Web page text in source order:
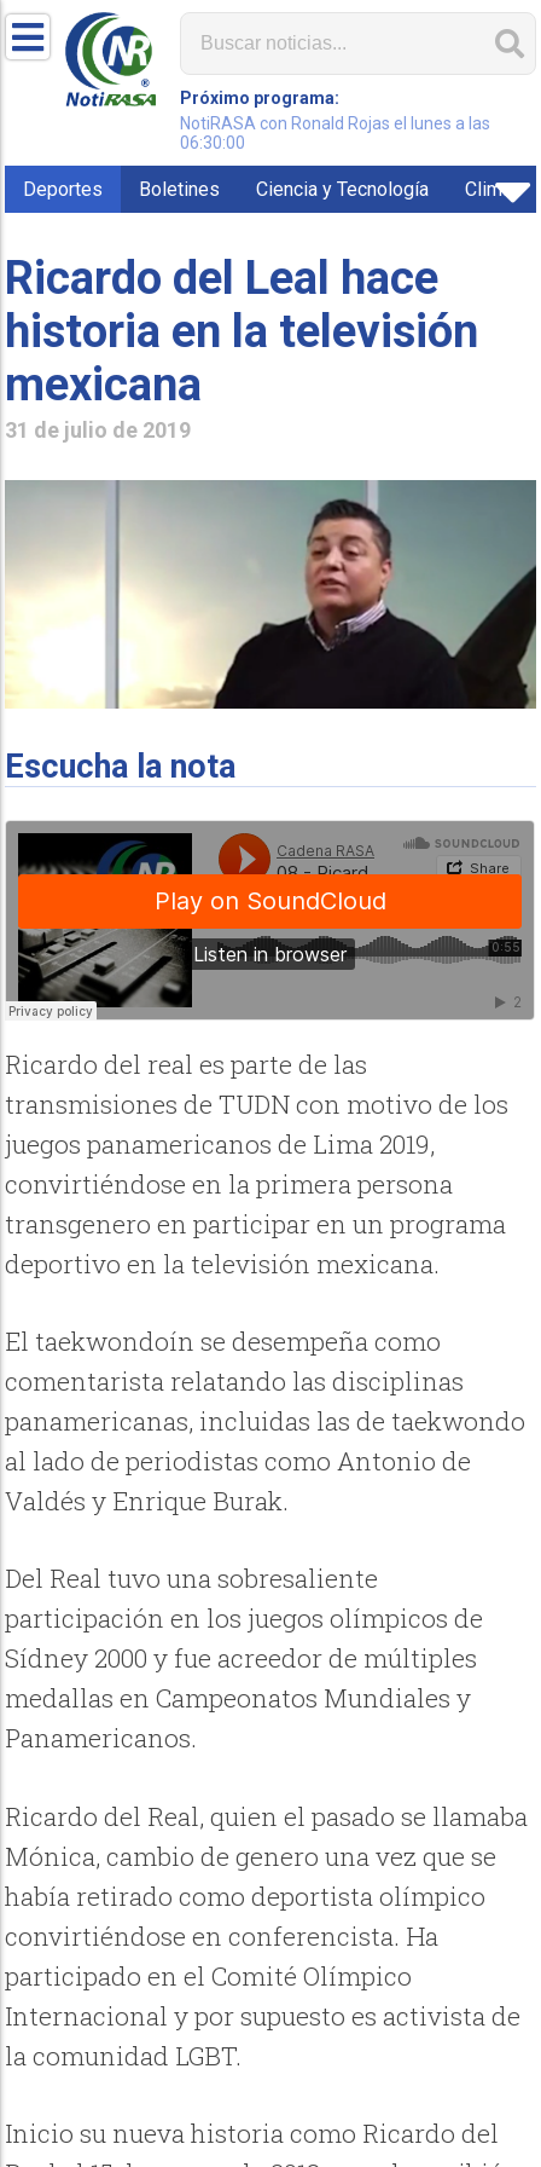
Próximo programa:
NotiRASA con Ronald Rojas el lunes a las
06:30:00
Deportes Boletines Ciencia y Tecnología Clima
Ricardo del Leal hace
historia en la televisión
mexicana
31 de julio de 2019
Escucha la nota
Ricardo del real es parte de las
transmisiones de TUDN con motivo de los
juegos panamericanos de Lima 2019,
convirtiéndose en la primera persona
transgenero en participar en un programa
deportivo en la televisión mexicana.
El taekwondoín se desempeña como
comentarista relatando las disciplinas
panamericanas, incluidas las de taekwondo
al lado de periodistas como Antonio de
Valdés y Enrique Burak.
Del Real tuvo una sobresaliente
participación en los juegos olímpicos de
Sídney 2000 y fue acreedor de múltiples
medallas en Campeonatos Mundiales y
Panamericanos.
Ricardo del Real, quien el pasado se llamaba
Mónica, cambio de genero una vez que se
había retirado como deportista olímpico
convirtiéndose en conferencista. Ha
participado en el Comité Olímpico
Internacional y por supuesto es activista de
la comunidad LGBT.
Inicio su nueva historia como Ricardo del